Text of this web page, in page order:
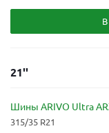
21''
Шины ARIVO Ultra
315/35 R21